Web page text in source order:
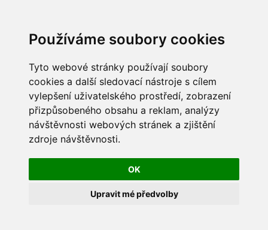
Používáme soubory cookies
Tyto webové stránky používají soubory
cookies a další sledovací nástroje s cílem
vylepšení uživatelského prostředí, zobrazení
přizpůsobeného obsahu a reklam, analýzy
návštěvnosti webových stránek a zjištění
zdroje návštěvnosti.
OK
Upravit mé předvolby